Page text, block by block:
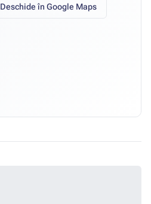
Deschide în Google Maps